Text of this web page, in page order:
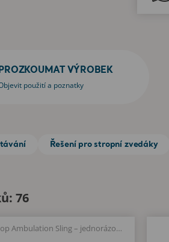
PROZKOUMAT VÝROBEK
použití a poznatky
Řešení pro stropní zvedáky
76
Disposable Loop Ambulation Sling – jednorázový poutkový vak pro nácvik chůze